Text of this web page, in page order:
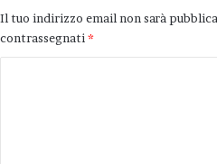
che ricambio col
Un caro saluto a tutti e
Il tuo indirizzo email non sarà
contrassegnati *